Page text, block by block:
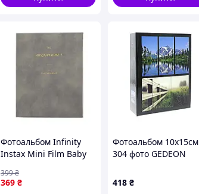
Фотоальбом Infinity
Instax Mini Film Baby
64шт
369 ₴
399₴
Фотоальбом 10x15см
304 фото GEDEON
Black
418 ₴